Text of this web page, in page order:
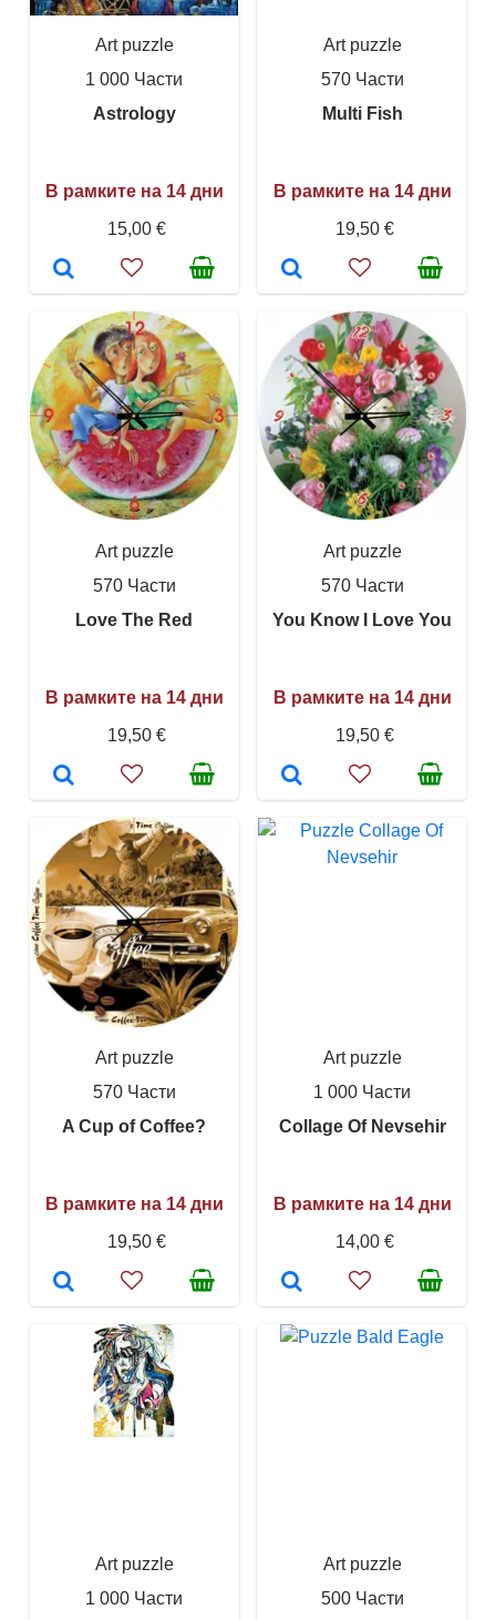
Art puzzle
1 000 Части
Astrology
В рамките на 14 дни
15,00 €
Art puzzle
570 Части
Multi Fish
В рамките на 14 дни
19,50 €
Art puzzle
570 Части
Love The Red
В рамките на 14 дни
19,50 €
Art puzzle
570 Части
You Know I Love You
В рамките на 14 дни
19,50 €
Art puzzle
570 Части
A Cup of Coffee?
В рамките на 14 дни
19,50 €
Art puzzle
1 000 Части
Collage Of Nevsehir
В рамките на 14 дни
14,00 €
Art puzzle
1 000 Части
Art puzzle
500 Части